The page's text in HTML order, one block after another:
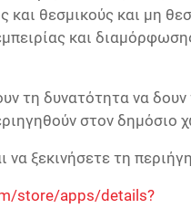
και θεσμικούς και μη
και
τη δυνατότητα να δουν
στον δημόσιο
ξεκινήσετε τη
store/apps/details?